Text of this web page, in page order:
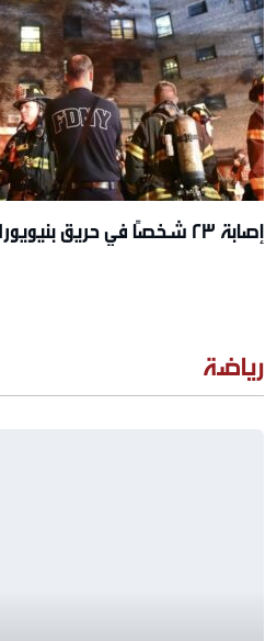
إصابة 23 شخصًا في حريق بنيويورك
رياضة